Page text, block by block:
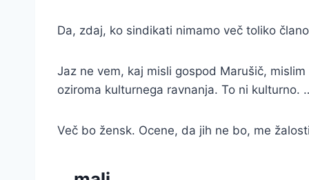
Da, zdaj, ko sindikati nimamo več toliko
Jaz ne vem, kaj misli gospod Marušič,
oziroma kulturnega ravnanja. To ni kulturno.
Več bo žensk. Ocene, da jih ne bo, me